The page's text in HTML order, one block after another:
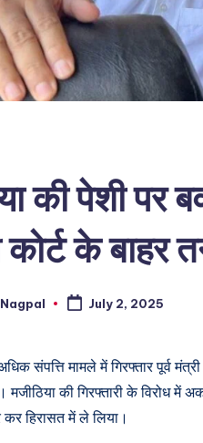
की पेशी पर
कोर्ट के बाहर
July 2, 2025
संपत्ति मामले में गिरफ्तार पूर्व मंत्री
मजीठिया की गिरफ्तारी के विरोध
हिरासत में ले लिया।